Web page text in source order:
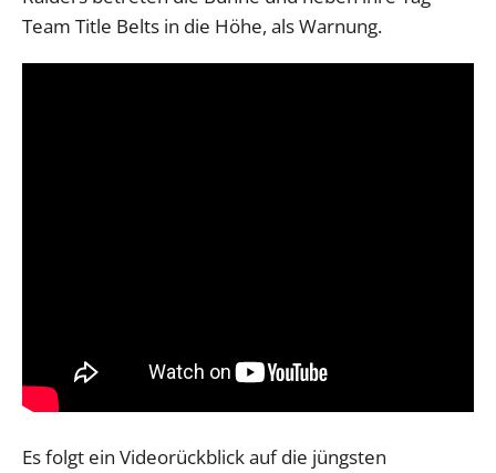
Team Title Belts in die Höhe, als Warnung.
Es folgt ein Videorückblick auf die jüngsten